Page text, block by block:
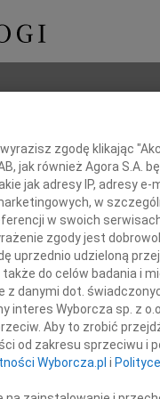
zgodę klikając
jak również Agora S.A.
jak adresy IP, adresy
w
w swoich
zgody jest
udzieloną
do celów badania i
z danymi dot.
Wyborcza sp. z
Aby to zrobić
od zakresu sprzeciwu i
Wyborcza.pl i